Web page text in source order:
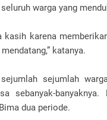
warga yang
kasih karena
katanya.
sejumlah
sebanyak-
dua periode.